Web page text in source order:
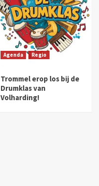
Agenda Regio
Trommel erop los bij de
Drumklas van
Volharding!